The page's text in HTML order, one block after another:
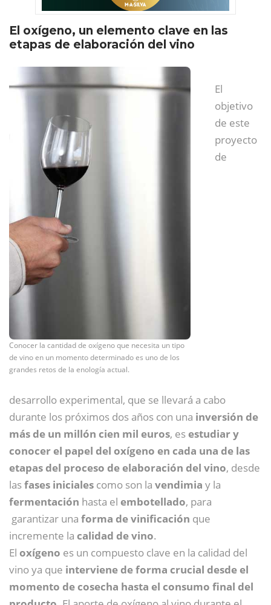
El oxígeno, un elemento clave en las
etapas de elaboración del vino
Conocer la cantidad de oxígeno que necesita un tipo
de vino en un momento determinado es uno de los
grandes retos de la enología actual.
El
objetivo
de este
proyecto
de
desarrollo experimental, que se llevará a cabo
durante los próximos dos años con una inversión de
más de un millón cien mil euros, esestudiar y
conocer el papel del oxígeno en cada una de las
etapas del proceso de elaboración del vino, desde
lasfases iniciales como son la vendimia y la
fermentación hasta el embotellado, para
garantizar una forma de vinificación que
incremente la calidad de vino.
El oxígeno es un compuesto clave en la calidad del
vino ya que interviene de forma crucial desde el
momento de cosecha hasta el consumo final del